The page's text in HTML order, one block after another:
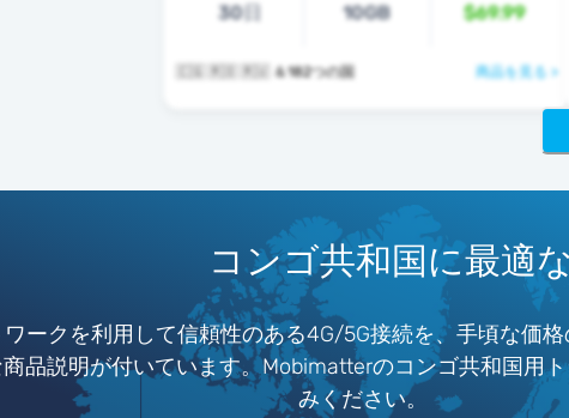
30日 10GB $69.99
🇨🇬 🇷🇴 🇷🇺 ＆182つの国 商品を見る >
コンゴ共和国に最適
ークを利用して信頼性のある4G/5G接続を、手頃な価
品説明が付いています。Mobimatterのコンゴ共和国用
みください。